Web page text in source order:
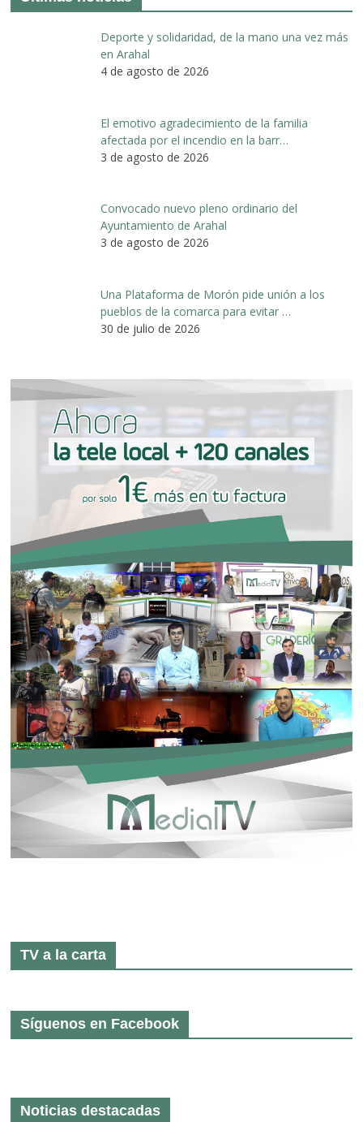
Deporte y solidaridad, de la mano una vez más
en Arahal
4 de agosto de 2026
El emotivo agradecimiento de la familia
afectada por el incendio en la barr…
3 de agosto de 2026
Convocado nuevo pleno ordinario del
Ayuntamiento de Arahal
3 de agosto de 2026
Una Plataforma de Morón pide unión a los
pueblos de la comarca para evitar …
30 de julio de 2026
TV a la carta
Síguenos en Facebook
Noticias destacadas